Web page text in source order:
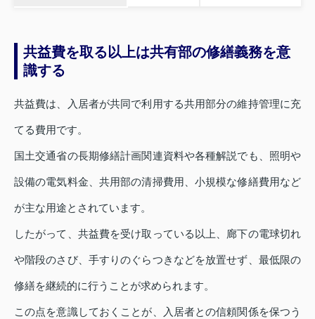
共益費を取る以上は共有部の修繕義務を意
識する
共益費は、入居者が共同で利用する共用部分の維持管理に充
てる費用です。
国土交通省の長期修繕計画関連資料や各種解説でも、照明や
設備の電気料金、共用部の清掃費用、小規模な修繕費用など
が主な用途とされています。
したがって、共益費を受け取っている以上、廊下の電球切れ
や階段のさび、手すりのぐらつきなどを放置せず、最低限の
修繕を継続的に行うことが求められます。
この点を意識しておくことが、入居者との信頼関係を保つう